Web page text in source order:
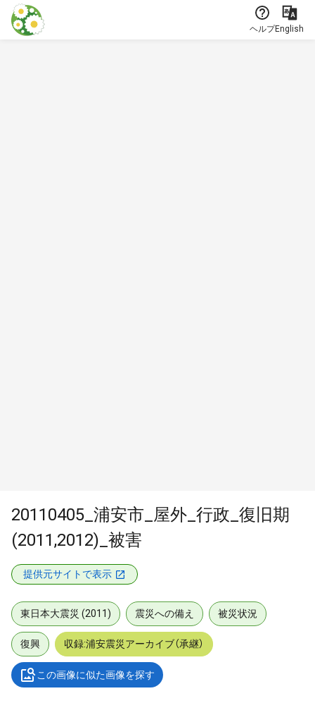
本文に飛ぶ
ヘルプEnglish
20110405_浦安市_屋外_行政_復旧期
(2011,2012)_被害
提供元サイトで表示
東日本大震災 (2011) 震災への備え 被災状況
復興 収録:浦安震災アーカイブ（承継）
この画像に似た画像を探す